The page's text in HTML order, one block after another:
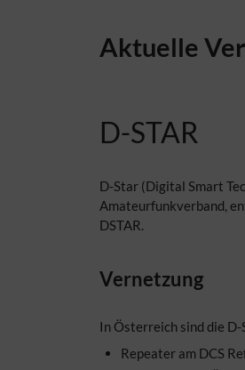
Aktuelle
D-STAR
D-Star (Digital Smart
Amateurfunkverband,
DSTAR.
Vernetzung
In Österreich sind die
Repeater am DCS